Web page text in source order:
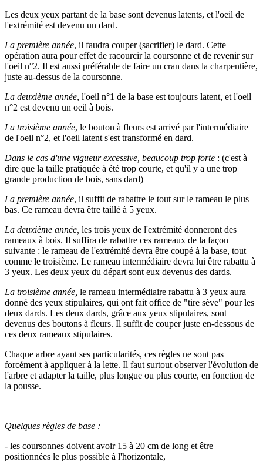
Les deux yeux partant de la base sont devenus latents, et l'oeil de
l'extrémité est devenu un dard.
La première année, il faudra couper (sacrifier) le dard. Cette
opération aura pour effet de racourcir la coursonne et de revenir sur
l'oeil n°2. Il est aussi préférable de faire un cran dans la charpentière,
juste au-dessus de la coursonne.
La deuxième année, l'oeil n°1 de la base est toujours latent, et l'oeil
n°2 est devenu un oeil à bois.
La troisième année, le bouton à fleurs est arrivé par l'intermédiaire
de l'oeil n°2, et l'oeil latent s'est transformé en dard.
Dans le cas d'une vigueur excessive, beaucoup trop forte : (c'est à
dire que la taille pratiquée à été trop courte, et qu'il y a une trop
grande production de bois, sans dard)
La première année, il suffit de rabattre le tout sur le rameau le plus
bas. Ce rameau devra être taillé à 5 yeux.
La deuxième année, les trois yeux de l'extrémité donneront des
rameaux à bois. Il suffira de rabattre ces rameaux de la façon
suivante : le rameau de l'extrémité devra être coupé à la base, tout
comme le troisième. Le rameau intermédiaire devra lui être rabattu à
3 yeux. Les deux yeux du départ sont eux devenus des dards.
La troisième année, le rameau intermédiaire rabattu à 3 yeux aura
donné des yeux stipulaires, qui ont fait office de "tire sève" pour les
deux dards. Les deux dards, grâce aux yeux stipulaires, sont
devenus des boutons à fleurs. Il suffit de couper juste en-dessous de
ces deux rameaux stipulaires.
Chaque arbre ayant ses particularités, ces règles ne sont pas
forcément à appliquer à la lette. Il faut surtout observer l'évolution de
l'arbre et adapter la taille, plus longue ou plus courte, en fonction de
la pousse.
Quelques règles de base :
- les coursonnes doivent avoir 15 à 20 cm de long et être
positionnées le plus possible à l'horizontale,